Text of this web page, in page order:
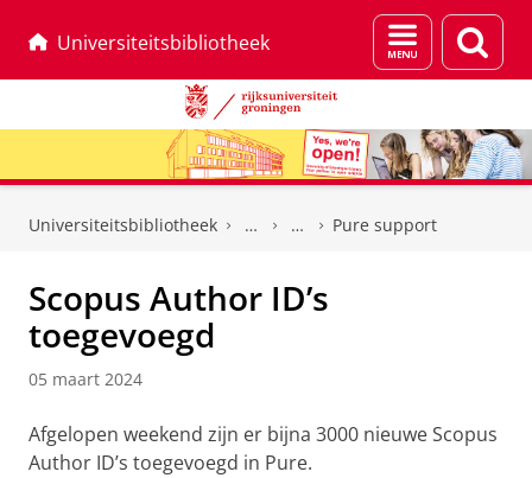
Universiteitsbibliotheek
Menu
en
Universiteitsbibliotheek Pure support
Scopus Author ID’s
toegevoegd
05 maart 2024
Afgelopen weekend zijn er bijna 3000 nieuwe Scopus
Author ID’s toegevoegd in Pure.